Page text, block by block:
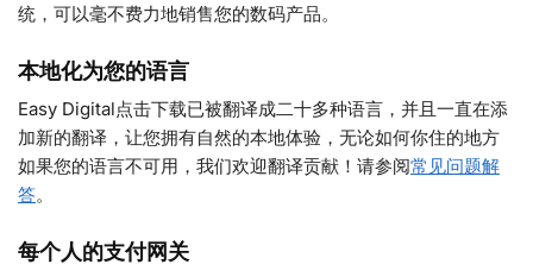
统，可以毫不费力地销售您的数码产品。
本地化为您的语言
Easy Digital点击下载已被翻译成二十多种语言，并且一直在添
加新的翻译，让您拥有自然的本地体验，无论如何你住的地方
如果您的语言不可用，我们欢迎翻译贡献！请参阅常见问题解
答。
每个人的支付网关